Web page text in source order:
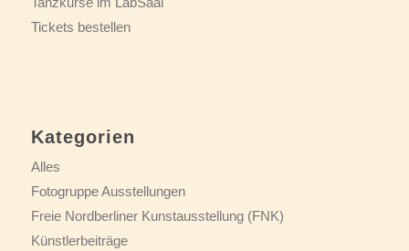
Tickets bestellen
Kategorien
Alles
Fotogruppe Ausstellungen
Freie Nordberliner Kunstausstellung (FNK)
Künstlerbeiträge